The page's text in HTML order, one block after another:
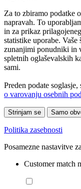
Za to zbiramo podatke
napravah. To
in za prikaz
statistike uporabe.
zunanjimi ponudniki in
spletnih oglaševalskih
sami.
Preden podate
o varovanju osebnih
Strinjam se Samo
Politika zasebnosti
Posamezne nastavitve
Customer match